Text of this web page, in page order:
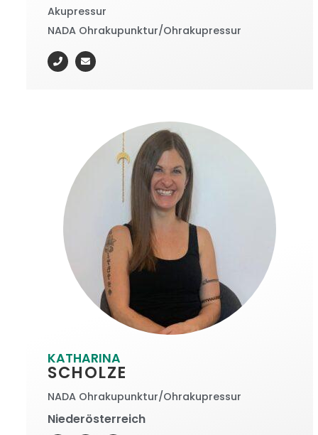
Akupressur
NADA Ohrakupunktur/Ohrakupressur
KATHARINA
SCHOLZE
NADA Ohrakupunktur/Ohrakupressur
Niederösterreich